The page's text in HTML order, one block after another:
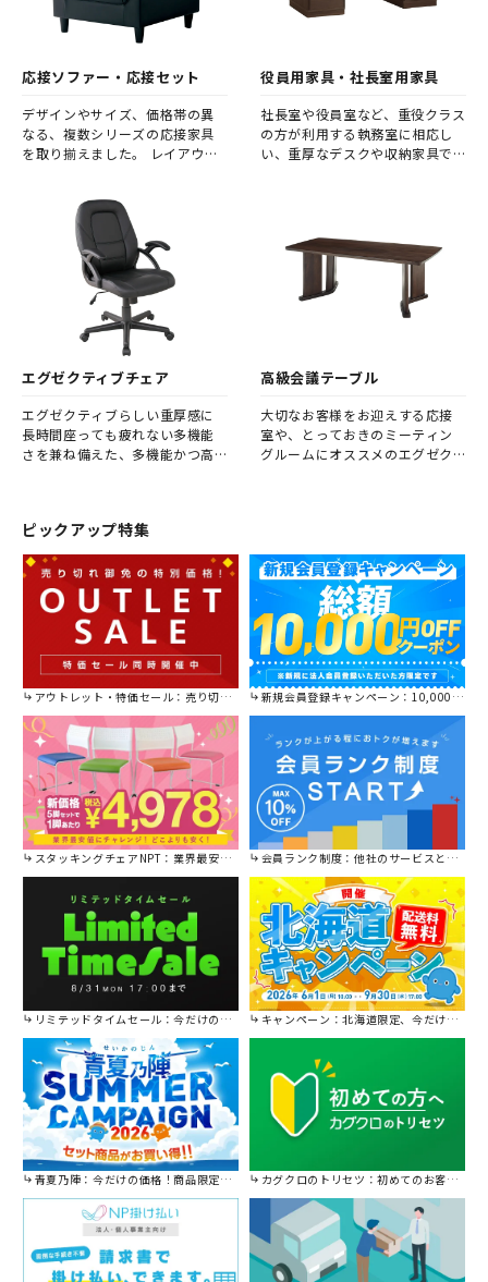
応接ソファー・応接セット
デザインやサイズ、価格帯の異
なる、複数シリーズの応接家具
を取り揃えました。 レイアウト
応接室をコーディネートしてく
ださい。
役員用家具・社長室用家具
社長室や役員室など、重役クラス
の方が利用する執務室に相応し
い、重厚なデスクや収納家具で
エグゼクティブチェア
エグゼクティブらしい重厚感に
長時間座っても疲れない多機能
さを兼ね備えた、多機能かつ高
高級会議テーブル
大切なお客様をお迎えする応接
室や、とっておきのミーティン
グルームにオススメのエグゼク
ピックアップ特集
アウトレット・特価セール：売り切れ御免の特別価格！ 新規会員登録キャンペーン：10,000円OFFクーポン進呈中！
スタッキングチェアNPT：業界最安値に挑戦！ 会員ランク制度：他社のサービスと比較してください。
リミテッドタイムセール：今だけの限定セール。 キャンペーン：北海道限定、今だけ送料無料！
青夏乃陣：今だけの価格！商品限定セール開催中です。 カグクロのトリセツ：初めてのお客様はこちら。